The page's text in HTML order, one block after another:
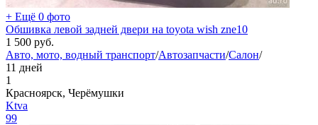
+ Ещё 0 фото
Обшивка левой задней двери на toyota wish zne10
1 500 руб.
Авто, мото, водный транспорт/Автозапчасти/Салон/
11 дней
1
Красноярск, Черёмушки
Ktva
99